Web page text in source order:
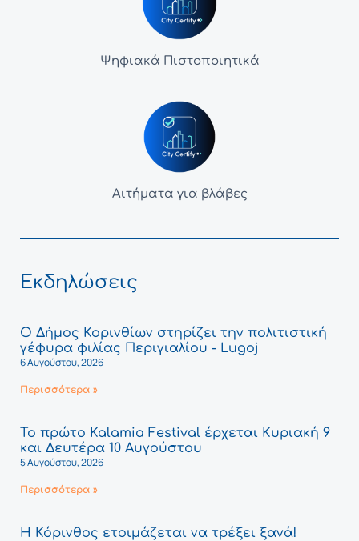
Ψηφιακά Πιστοποιητικά
Αιτήματα για βλάβες
Εκδηλώσεις
Ο Δήμος Κορινθίων στηρίζει την πολιτιστική
γέφυρα φιλίας Περιγιαλίου - Lugoj
6 Αυγούστου, 2026
Περισσότερα »
Το πρώτο Kalamia Festival έρχεται Κυριακή 9
και Δευτέρα 10 Αυγούστου
5 Αυγούστου, 2026
Περισσότερα »
Η Κόρινθος ετοιμάζεται να τρέξει ξανά!